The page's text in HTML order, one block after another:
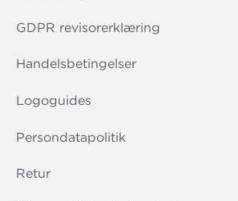
GDPR revisorerklæring
Handelsbetingelser
Logoguides
Persondatapolitik
Retur